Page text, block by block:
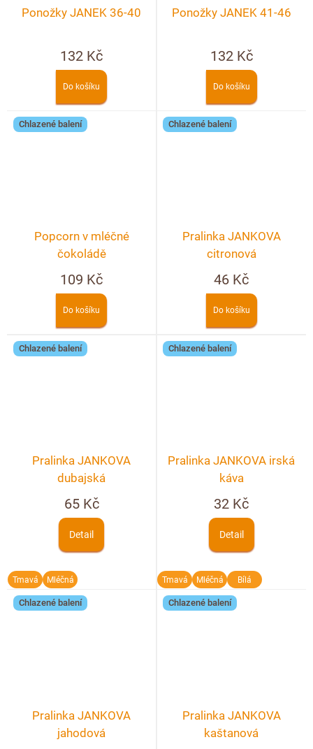
Ponožky JANEK 36-40
132 Kč
Do košíku
Ponožky JANEK 41-46
132 Kč
Do košíku
Chlazené balení
Popcorn v mléčné
čokoládě
109 Kč
Do košíku
Chlazené balení
Pralinka JANKOVA
citronová
46 Kč
Do košíku
Chlazené balení
Pralinka JANKOVA
dubajská
65 Kč
Detail
Tmavá Mléčná
Chlazené balení
Pralinka JANKOVA irská
káva
32 Kč
Detail
Tmavá Mléčná Bílá
Chlazené balení
Pralinka JANKOVA
jahodová
Chlazené balení
Pralinka JANKOVA
kaštanová